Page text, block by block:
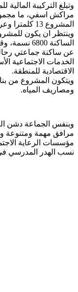
وتبلغ التركيبة
المشروع 13 كلمترا وعرضه 6 أمتار.
الساكنة
عن ساكنة جماعتي
الخدمات الاجتماعية
الاقتصادية للمنطقة.
ويتكون المشروع من
ومصاريف المياه.
وبنفس الجماعة دشن
مرافق مهمة ومتنوعة
مؤسسات الرعاية
نسب الهدر المدرسي